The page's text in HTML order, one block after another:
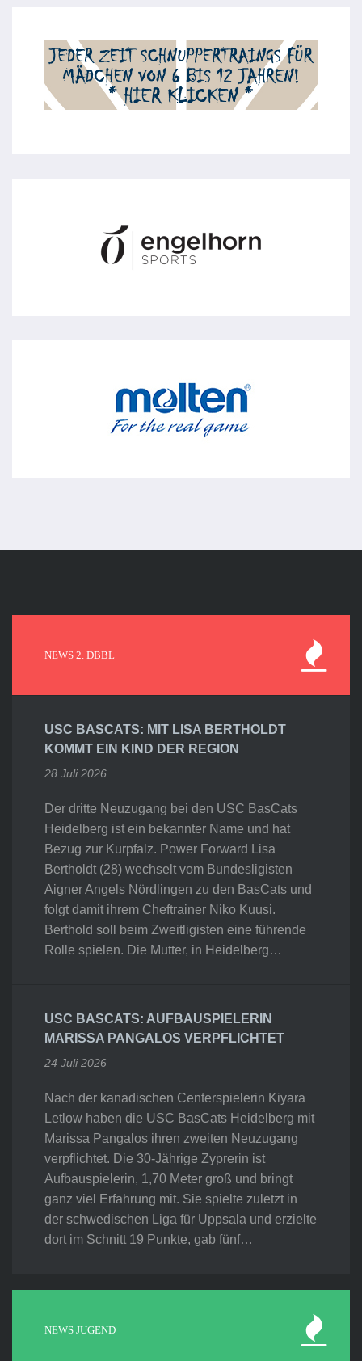
NEWS 2. DBBL
USC BASCATS: MIT LISA BERTHOLDT
KOMMT EIN KIND DER REGION
28 Juli 2026
Der dritte Neuzugang bei den USC BasCats
Heidelberg ist ein bekannter Name und hat
Bezug zur Kurpfalz. Power Forward Lisa
Bertholdt (28) wechselt vom Bundesligisten
Aigner Angels Nördlingen zu den BasCats und
folgt damit ihrem Cheftrainer Niko Kuusi.
Berthold soll beim Zweitligisten eine führende
Rolle spielen. Die Mutter, in Heidelberg…
USC BASCATS: AUFBAUSPIELERIN
MARISSA PANGALOS VERPFLICHTET
24 Juli 2026
Nach der kanadischen Centerspielerin Kiyara
Letlow haben die USC BasCats Heidelberg mit
Marissa Pangalos ihren zweiten Neuzugang
verpflichtet. Die 30-Jährige Zyprerin ist
Aufbauspielerin, 1,70 Meter groß und bringt
ganz viel Erfahrung mit. Sie spielte zuletzt in
der schwedischen Liga für Uppsala und erzielte
dort im Schnitt 19 Punkte, gab fünf…
NEWS JUGEND